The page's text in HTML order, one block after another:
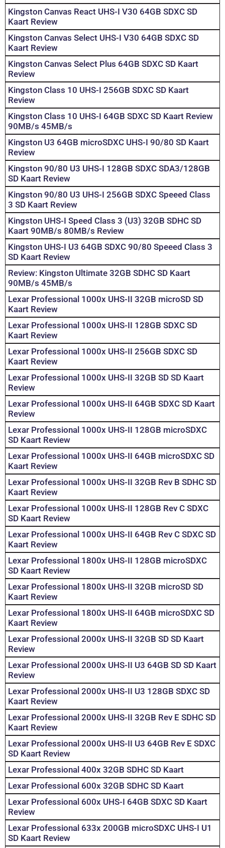
Kingston Canvas React UHS-I V30 64GB SDXC SD
Kaart Review
Kingston Canvas Select UHS-I V30 64GB SDXC SD
Kaart Review
Kingston Canvas Select Plus 64GB SDXC SD Kaart
Review
Kingston Class 10 UHS-I 256GB SDXC SD Kaart
Review
Kingston Class 10 UHS-I 64GB SDXC SD Kaart Review
90MB/s 45MB/s
Kingston U3 64GB microSDXC UHS-I 90/80 SD Kaart
Review
Kingston 90/80 U3 UHS-I 128GB SDXC SDA3/128GB
SD Kaart Review
Kingston 90/80 U3 UHS-I 256GB SDXC Speeed Class
3 SD Kaart Review
Kingston UHS-I Speed Class 3 (U3) 32GB SDHC SD
Kaart 90MB/s 80MB/s Review
Kingston UHS-I U3 64GB SDXC 90/80 Speeed Class 3
SD Kaart Review
Review: Kingston Ultimate 32GB SDHC SD Kaart
90MB/s 45MB/s
Lexar Professional 1000x UHS-II 32GB microSD SD
Kaart Review
Lexar Professional 1000x UHS-II 128GB SDXC SD
Kaart Review
Lexar Professional 1000x UHS-II 256GB SDXC SD
Kaart Review
Lexar Professional 1000x UHS-II 32GB SD SD Kaart
Review
Lexar Professional 1000x UHS-II 64GB SDXC SD Kaart
Review
Lexar Professional 1000x UHS-II 128GB microSDXC
SD Kaart Review
Lexar Professional 1000x UHS-II 64GB microSDXC SD
Kaart Review
Lexar Professional 1000x UHS-II 32GB Rev B SDHC SD
Kaart Review
Lexar Professional 1000x UHS-II 128GB Rev C SDXC
SD Kaart Review
Lexar Professional 1000x UHS-II 64GB Rev C SDXC SD
Kaart Review
Lexar Professional 1800x UHS-II 128GB microSDXC
SD Kaart Review
Lexar Professional 1800x UHS-II 32GB microSD SD
Kaart Review
Lexar Professional 1800x UHS-II 64GB microSDXC SD
Kaart Review
Lexar Professional 2000x UHS-II 32GB SD SD Kaart
Review
Lexar Professional 2000x UHS-II U3 64GB SD SD Kaart
Review
Lexar Professional 2000x UHS-II U3 128GB SDXC SD
Kaart Review
Lexar Professional 2000x UHS-II 32GB Rev E SDHC SD
Kaart Review
Lexar Professional 2000x UHS-II U3 64GB Rev E SDXC
SD Kaart Review
Lexar Professional 400x 32GB SDHC SD Kaart
Lexar Professional 600x 32GB SDHC SD Kaart
Lexar Professional 600x UHS-I 64GB SDXC SD Kaart
Review
Lexar Professional 633x 200GB microSDXC UHS-I U1
SD Kaart Review